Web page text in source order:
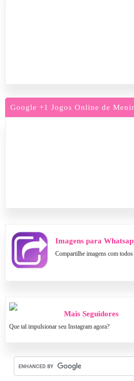
Google +1 Jogos Online de
Imagens para
Compartilhe imagens com
Mais Seguidores
Que tal impulsionar seu Instagram agora?